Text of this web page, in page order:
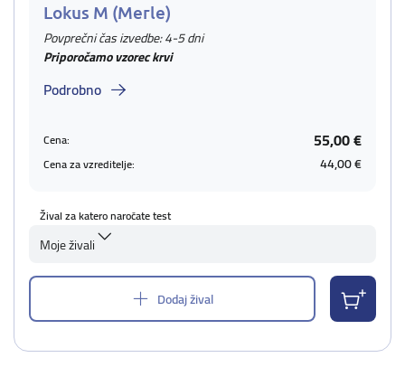
Lokus M (Merle)
Povprečni čas izvedbe: 4-5 dni
Priporočamo vzorec krvi
Podrobno
Cena: 55,00 €
Cena za vzreditelje: 44,00 €
Žival za katero naročate test
Moje živali
Dodaj žival